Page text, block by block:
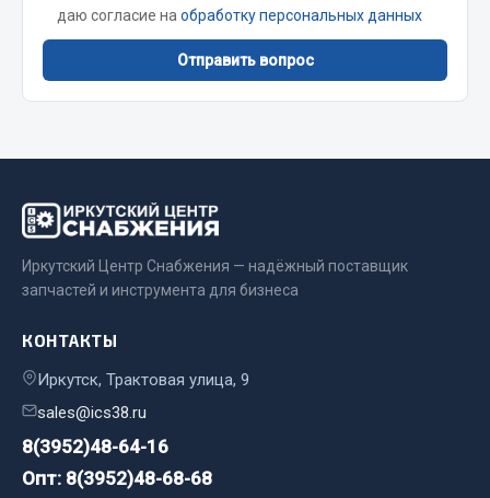
ЯМАЛ
Показать ещё
Весь раздел
Прочий инструмент
Ящики для инструмента и органайзеры
Сумки для инструмента
Хозяйственные товары
Пушки тепловые
даю согласие на обработку персональных данных
Отправить вопрос
Иркутский Центр Снабжения — надёжный поставщик
запчастей и инструмента для бизнеса
КОНТАКТЫ
Иркутск, Трактовая улица, 9
sales@ics38.ru
8(3952)48-64-16
Опт: 8(3952)48-68-68